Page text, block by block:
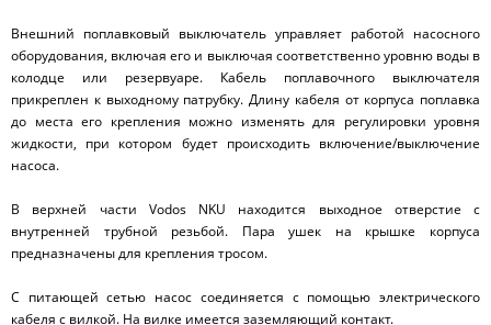
Внешний поплавковый выключатель управляет работой насосного
оборудования, включая его и выключая соответственно уровню воды в
колодце или резервуаре. Кабель поплавочного выключателя
прикреплен к выходному патрубку. Длину кабеля от корпуса поплавка
до места его крепления можно изменять для регулировки уровня
жидкости, при котором будет происходить включение/выключение
насоса.
В верхней части Vodos NKU находится выходное отверстие с
внутренней трубной резьбой. Пара ушек на крышке корпуса
предназначены для крепления тросом.
С питающей сетью насос соединяется с помощью электрического
кабеля с вилкой. На вилке имеется заземляющий контакт.